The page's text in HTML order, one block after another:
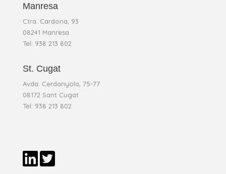
Manresa
Ctra. Cardona, 93
08241 Manresa
Tel: 938 213 802
St. Cugat
Avda. Cerdanyola, 75-77
08172 Sant Cugat
Tel: 938 213 802